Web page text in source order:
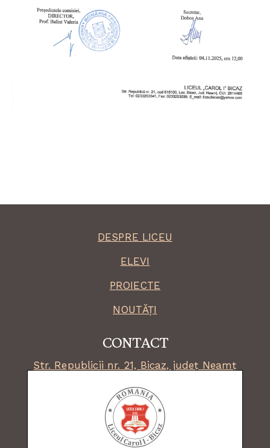
DESPRE LICEU
ELEVI
PROIECTE
NOUTĂȚI
CONTACT
Str. Republicii nr. 21, Bicaz, județ Neamț
lbicaz@isjneamt.ro
fax: 0233 253 036
facebook:liceul.bicaz